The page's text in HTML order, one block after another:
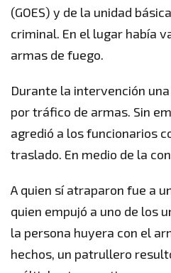
(GOES) y de la unidad
criminal. En el lugar había
armas de fuego.
Durante la intervención
por tráfico de armas. Sin
agredió a los funcionarios
traslado. En medio de la
A quien sí atraparon fue a
quien empujó a uno de los
la persona huyera con el
hechos, un patrullero